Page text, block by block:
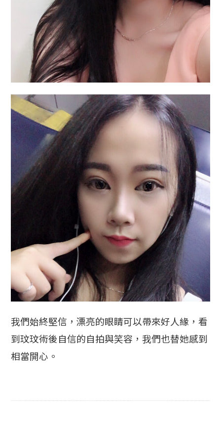
我們始終堅信，漂亮的眼睛可以帶來好人緣，看
到玟玟術後自信的自拍與笑容，我們也替她感到
相當開心。